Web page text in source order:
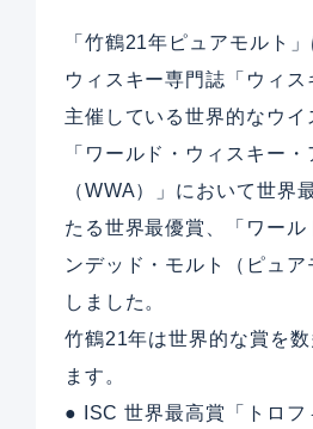
「竹鶴21年ピュアモルト
ウィスキー専門誌「ウィ
主催している世界的なウイ
「ワールド・ウィスキー・
（WWA）」において世界
たる世界最優賞、「ワール
ンデッド・モルト（ピュ
しました。
竹鶴21年は世界的な賞を
ます。
● ISC 世界最高賞「トロフ